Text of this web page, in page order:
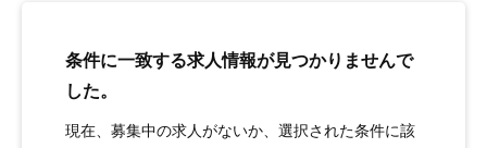
条件に一致する求人情報が見つかりませんで
した。
現在、募集中の求人がないか、選択された条件に該